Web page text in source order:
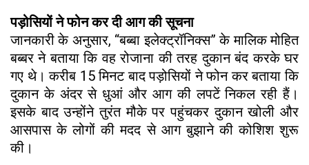
पड़ोसियों ने फोन कर दी आग की सूचना
जानकारी के अनुसार, “बब्बा इलेक्ट्रॉनिक्स” के मालिक मोहित
बब्बर ने बताया कि वह रोजाना की तरह दुकान बंद करके घर
गए थे। करीब 15 मिनट बाद पड़ोसियों ने फोन कर बताया कि
दुकान के अंदर से धुआं और आग की लपटें निकल रही हैं।
इसके बाद उन्होंने तुरंत मौके पर पहुंचकर दुकान खोली और
आसपास के लोगों की मदद से आग बुझाने की कोशिश शुरू
की।